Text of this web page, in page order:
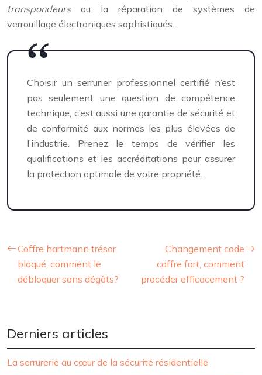
transpondeursou la réparation de systèmes de
verrouillage électroniques sophistiqués.
Choisir un serrurier professionnel certifié n’est
pas seulement une question de compétence
technique, c’est aussi une garantie de sécurité et
de conformité aux normes les plus élevées de
l’industrie. Prenez le temps de vérifier les
qualifications et les accréditations pour assurer
la protection optimale de votre propriété.
Coffre hartmann trésor
bloqué, comment le
débloquer sans dégâts?
Changement code
coffre fort, comment
procéder efficacement ?
Derniers articles
La serrurerie au cœur de la sécurité résidentielle